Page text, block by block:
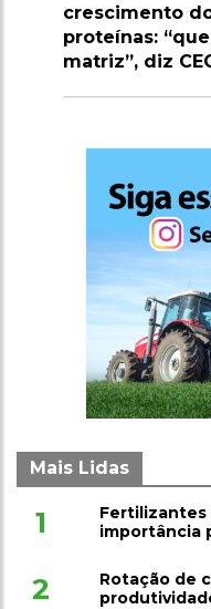
que a
Mais Lidas
1
Fertilizantes
importância
2
Rotação de